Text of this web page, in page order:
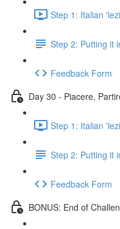
Step 1: Italian
Step 2: Putting it
Feedback Form
Day 30 - Piacere,
Step 1: Italian
Step 2: Putting it
Feedback Form
BONUS: End of